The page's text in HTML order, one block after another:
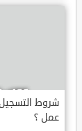
شروط
عمل ؟